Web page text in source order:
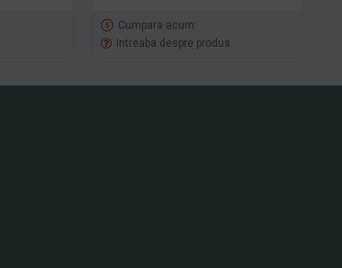
Cumpara acum
Intreaba despre produs